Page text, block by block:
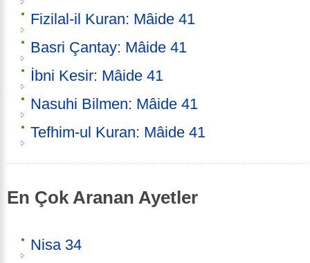
Fizilal-il Kuran: Mâide 41
Basri Çantay: Mâide 41
İbni Kesir: Mâide 41
Nasuhi Bilmen: Mâide 41
Tefhim-ul Kuran: Mâide 41
En Çok Aranan Ayetler
Nisa 34